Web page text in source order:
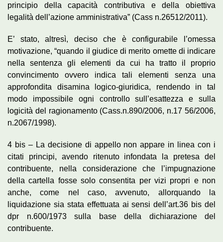
principio della capacità contributiva e della obiettiva
legalità dell’azione amministrativa” (Cass n.26512/2011).
E’ stato, altresì, deciso che è configurabile l’omessa
motivazione, “quando il giudice di merito omette di indicare
nella sentenza gli elementi da cui ha tratto il proprio
convincimento ovvero indica tali elementi senza una
approfondita disamina logico-giuridica, rendendo in tal
modo impossibile ogni controllo sull’esattezza e sulla
logicità del ragionamento (Cass.n.890/2006, n.17 56/2006,
n.2067/1998).
4 bis – La decisione di appello non appare in linea con i
citati principi, avendo ritenuto infondata la pretesa del
contribuente, nella considerazione che l’impugnazione
della cartella fosse solo consentita per vizi propri e non
anche, come nel caso, avvenuto, allorquando la
liquidazione sia stata effettuata ai sensi dell’art.36 bis del
dpr n.600/1973 sulla base della dichiarazione del
contribuente.